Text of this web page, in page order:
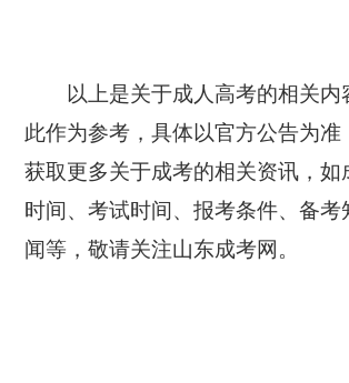
以上是关于成人高考的相关内
此作为参考，具体以官方公告为准
获取更多关于成考的相关资讯，如
时间、考试时间、报考条件、备考
闻等，敬请关注山东成考网。